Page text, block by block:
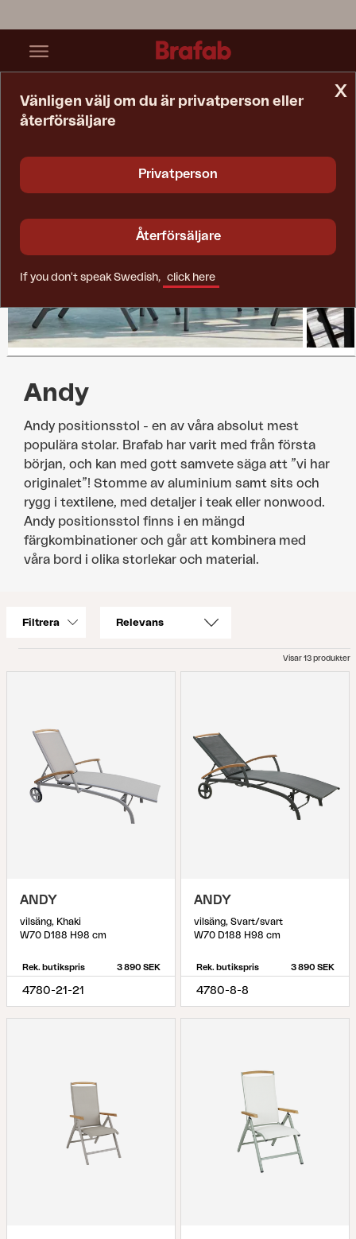
Andy
Andy positionsstol - en av våra absolut mest
populära stolar. Brafab har varit med från första
början, och kan med gott samvete säga att ”vi har
originalet”! Stomme av aluminium samt sits och
rygg i textilene, med detaljer i teak eller nonwood.
Andy positionsstol finns i en mängd
färgkombinationer och går att kombinera med
våra bord i olika storlekar och material.
Filtrera
Visar 13 produkter
ANDY
vilsäng, Khaki
W70 D188 H98 cm
Rek. butikspris 3 890 SEK
4780-21-21
ANDY
vilsäng, Svart/svart
W70 D188 H98 cm
Rek. butikspris 3 890 SEK
4780-8-8
x
Vänligen välj om du är privatperson eller
återförsäljare
Privatperson
Återförsäljare
If you don't speak Swedish, click here